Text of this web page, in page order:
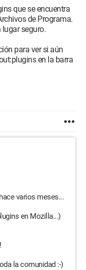
que se encuentra
de Programa.
lugar seguro.
para ver si aún
en la barra
varios meses...
en Mozilla...)
la comunidad :-)